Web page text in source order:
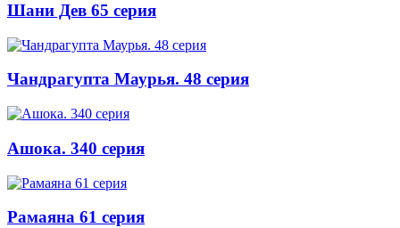
Шани Дев 65 серия
Чандрагупта Маурья. 48 серия
Ашока. 340 серия
Рамаяна 61 серия